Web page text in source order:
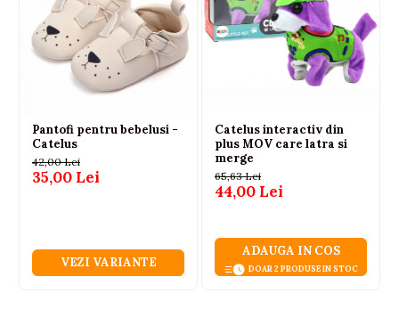
batai de cap.
Ursulet crem plusat pe laterale – detaliu jucaus,
preferatul celor mici.
Greutate redusa – copilul merge natural, fara efort.
Pantofi pentru bebelusi -
Catelus
42,00 Lei
35,00 Lei
VEZI VARIANTE
Catelus interactiv din
plus MOV care latra si
merge
65,63 Lei
44,00 Lei
ADAUGA IN COS
DOAR 2 PRODUSE IN STOC